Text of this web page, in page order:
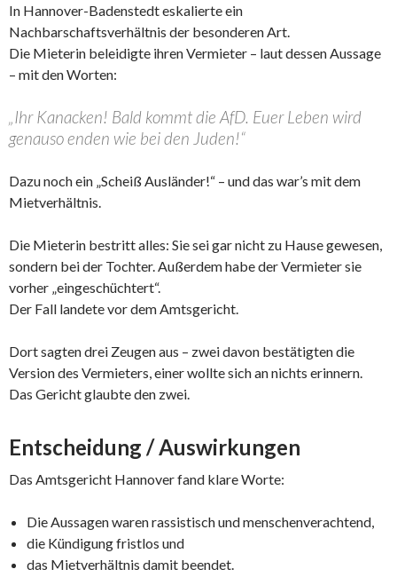
In Hannover-Badenstedt eskalierte ein
Nachbarschaftsverhältnis der besonderen Art.
Die Mieterin beleidigte ihren Vermieter – laut dessen Aussage
– mit den Worten:
„Ihr Kanacken! Bald kommt die AfD. Euer Leben wird
genauso enden wie bei den Juden!“
Dazu noch ein „Scheiß Ausländer!“ – und das war’s mit dem
Mietverhältnis.
Die Mieterin bestritt alles: Sie sei gar nicht zu Hause gewesen,
sondern bei der Tochter. Außerdem habe der Vermieter sie
vorher „eingeschüchtert“.
Der Fall landete vor dem Amtsgericht.
Dort sagten drei Zeugen aus – zwei davon bestätigten die
Version des Vermieters, einer wollte sich an nichts erinnern.
Das Gericht glaubte den zwei.
Entscheidung / Auswirkungen
Das Amtsgericht Hannover fand klare Worte:
Die Aussagen waren rassistisch und menschenverachtend,
die Kündigung fristlos und
das Mietverhältnis damit beendet.